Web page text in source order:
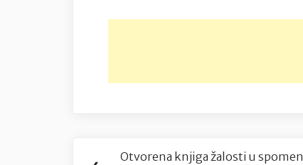
Navigacija
Otvorena knjiga žalosti u spomen